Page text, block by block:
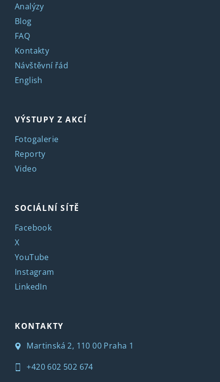
Analýzy
Blog
FAQ
Kontakty
Návštěvní řád
English
VÝSTUPY Z AKCÍ
Fotogalerie
Reporty
Video
SOCIÁLNÍ SÍTĚ
Facebook
X
YouTube
Instagram
LinkedIn
KONTAKTY
Martinská 2, 110 00 Praha 1
+420 602 502 674